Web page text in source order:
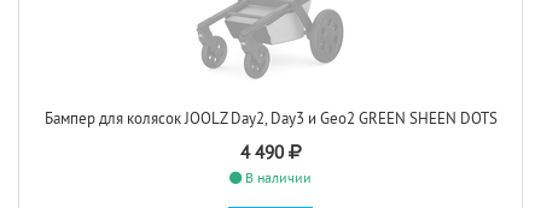
Бампер для колясок JOOLZ Day2, Day3 и Geo2 GREEN SHEEN DOTS
4 490
В наличии